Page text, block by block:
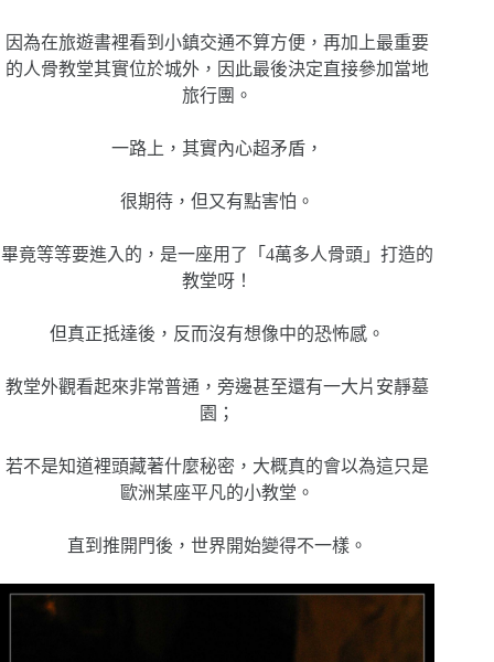
因為在旅遊書裡看到小鎮交通不算方便，再加上最重要
的人骨教堂其實位於城外，因此最後決定直接參加當地
旅行團。
一路上，其實內心超矛盾，
很期待，但又有點害怕。
畢竟等等要進入的，是一座用了「4萬多人骨頭」打造的
教堂呀！
但真正抵達後，反而沒有想像中的恐怖感。
教堂外觀看起來非常普通，旁邊甚至還有一大片安靜墓
園；
若不是知道裡頭藏著什麼秘密，大概真的會以為這只是
歐洲某座平凡的小教堂。
直到推開門後，世界開始變得不一樣。